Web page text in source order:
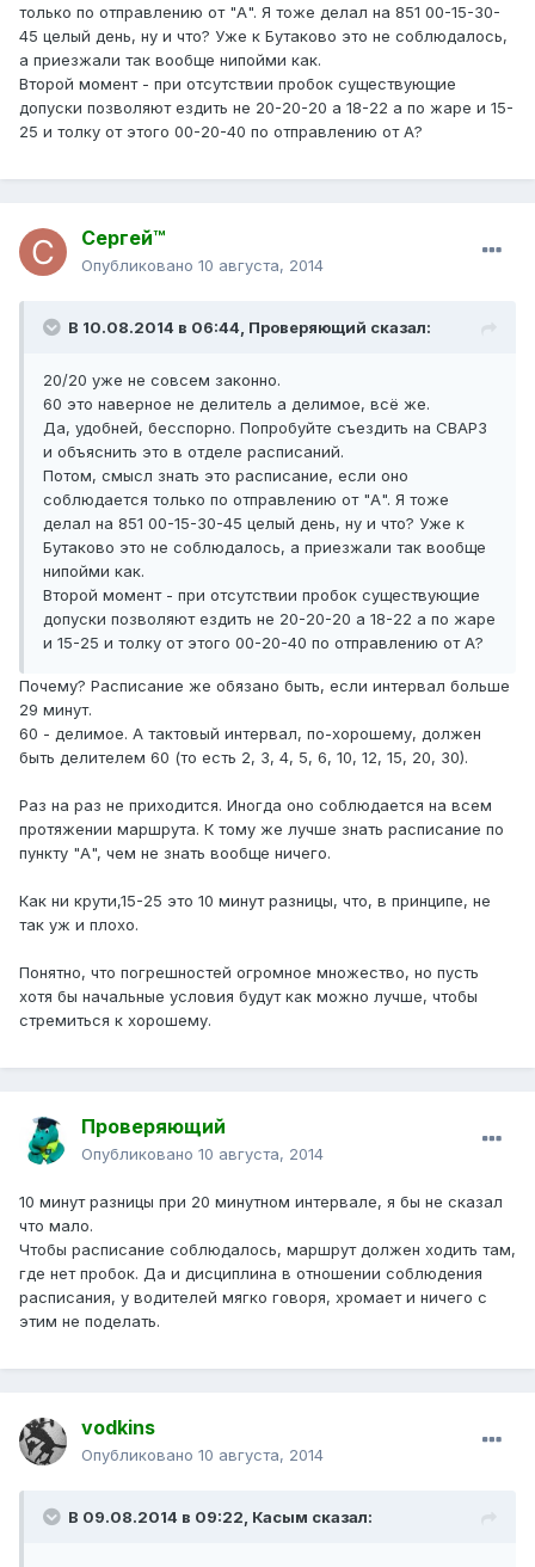
только по отправлению от "А". Я тоже делал на 851 00-15-30-
45 целый день, ну и что? Уже к Бутаково это не соблюдалось,
а приезжали так вообще нипойми как.
Второй момент - при отсутствии пробок существующие
допуски позволяют ездить не 20-20-20 а 18-22 а по жаре и 15-
25 и толку от этого 00-20-40 по отправлению от А?
Сергей™
Опубликовано 10 августа, 2014
В 10.08.2014 в 06:44, Проверяющий сказал:
20/20 уже не совсем законно.
60 это наверное не делитель а делимое, всё же.
Да, удобней, бесспорно. Попробуйте съездить на СВАРЗ
и объяснить это в отделе расписаний.
Потом, смысл знать это расписание, если оно
соблюдается только по отправлению от "А". Я тоже
делал на 851 00-15-30-45 целый день, ну и что? Уже к
Бутаково это не соблюдалось, а приезжали так вообще
нипойми как.
Второй момент - при отсутствии пробок существующие
допуски позволяют ездить не 20-20-20 а 18-22 а по жаре
и 15-25 и толку от этого 00-20-40 по отправлению от А?
Почему? Расписание же обязано быть, если интервал больше
29 минут.
60 - делимое. А тактовый интервал, по-хорошему, должен
быть делителем 60 (то есть 2, 3, 4, 5, 6, 10, 12, 15, 20, 30).
Раз на раз не приходится. Иногда оно соблюдается на всем
протяжении маршрута. К тому же лучше знать расписание по
пункту "А", чем не знать вообще ничего.
Как ни крути,15-25 это 10 минут разницы, что, в принципе, не
так уж и плохо.
Понятно, что погрешностей огромное множество, но пусть
хотя бы начальные условия будут как можно лучше, чтобы
стремиться к хорошему.
Проверяющий
Опубликовано 10 августа, 2014
10 минут разницы при 20 минутном интервале, я бы не сказал
что мало.
Чтобы расписание соблюдалось, маршрут должен ходить там,
где нет пробок. Да и дисциплина в отношении соблюдения
расписания, у водителей мягко говоря, хромает и ничего с
этим не поделать.
vodkins
Опубликовано 10 августа, 2014
В 09.08.2014 в 09:22, Касым сказал: